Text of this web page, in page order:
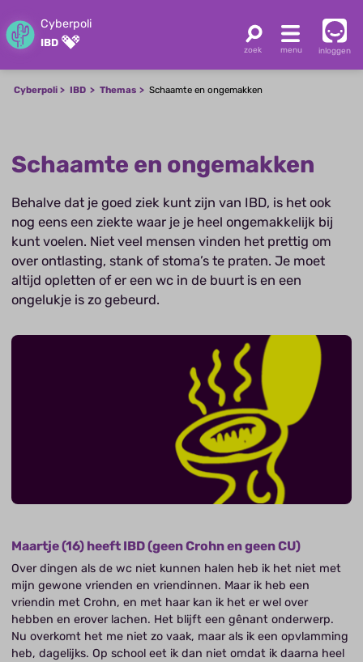
Cyberpoli
IBD
inloggen
Cyberpoli IBD Themas Schaamte en ongemakken
Schaamte en ongemakken
Behalve dat je goed ziek kunt zijn van IBD, is het ook
nog eens een ziekte waar je je heel ongemakkelijk bij
kunt voelen. Niet veel mensen vinden het prettig om
over ontlasting, stank of stoma’s te praten. Je moet
altijd opletten of er een wc in de buurt is en een
ongelukje is zo gebeurd.
Maartje (16) heeft IBD (geen Crohn en geen CU)
Over dingen als de wc niet kunnen halen heb ik het niet met
mijn gewone vrienden en vriendinnen. Maar ik heb een
vriendin met Crohn, en met haar kan ik het er wel over
hebben en erover lachen. Het blijft een gênant onderwerp.
Nu overkomt het me niet zo vaak, maar als ik een opvlamming
heb, dagelijks. Op school eet ik dan niet omdat ik daarna heel